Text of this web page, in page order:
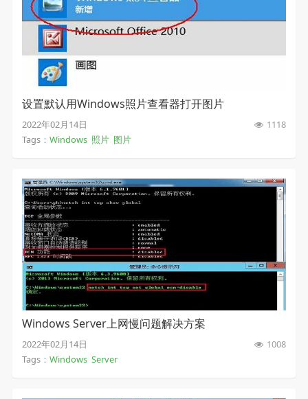
设置默认用Windows照片查看器打开图片
2022年02月14日
1118
Tags： Windows 照片 图片
Windows Server上网慢问题解决方案
2022年02月14日
1008
Tags： Windows Server